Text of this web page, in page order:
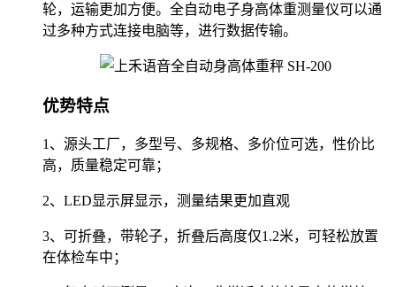
轮，运输更加方便。全自动电子身高体重测量仪可以通
过多种方式连接电脑等，进行数据传输。
优势特点
1、源头工厂，多型号、多规格、多价位可选，性价比
高，质量稳定可靠；
2、LED显示屏显示，测量结果更加直观
3、可折叠，带轮子，折叠后高度仅1.2米，可轻松放置
在体检车中；